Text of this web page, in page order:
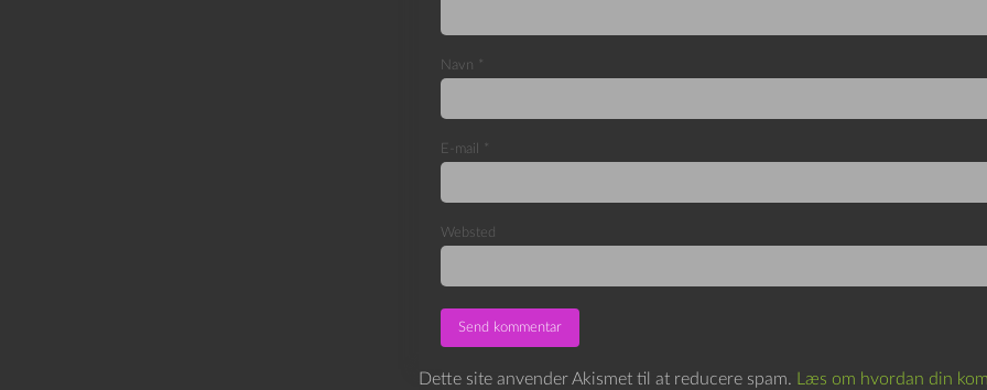
Navn *
E-mail *
Websted
Dette site anvender Akismet til at reducere spam. Læs om hvordan din